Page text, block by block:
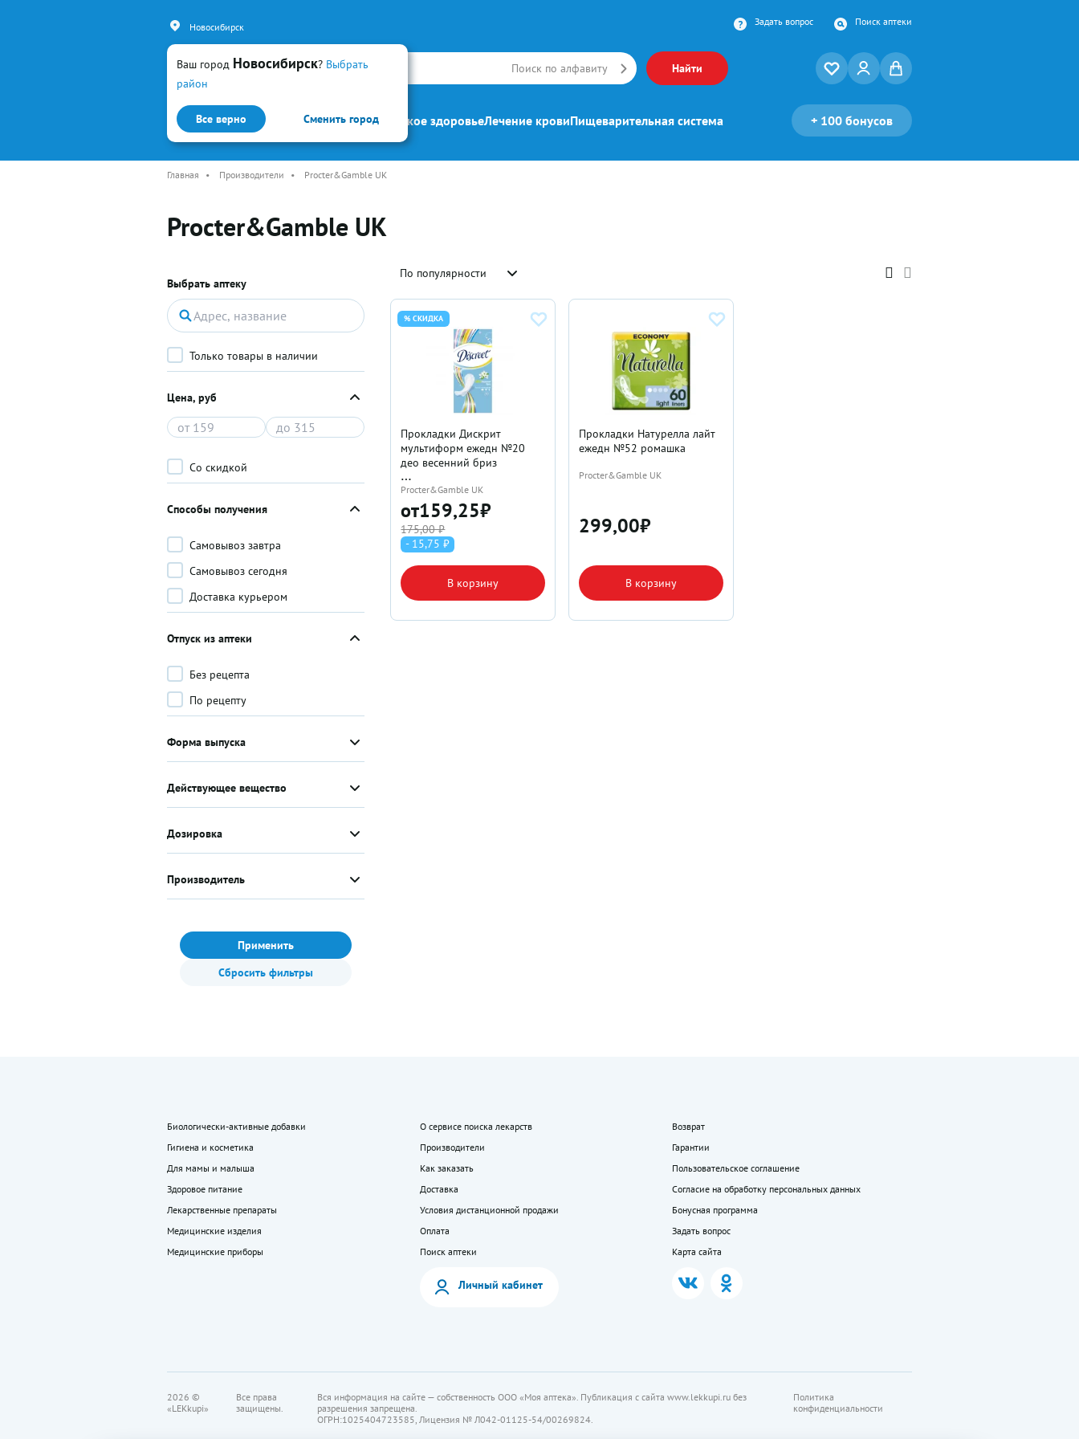
Ваш город Новосибирск? Выбрать
район
Все верно Сменить город
Новосибирск Задать вопрос Поиск аптеки
Искать Поиск по алфавиту Найти
Каталог Простуда и гриппЖенское здоровьеЛечение кровиПищеварительная система + 100 бонусов
Главная • Производители • Procter&Gamble UK
Procter&Gamble UK
Выбрать аптеку
Только товары в наличии
Цена, руб
Со скидкой
Способы получения
Самовывоз завтра
Самовывоз сегодня
Доставка курьером
Отпуск из аптеки
Без рецепта
По рецепту
Форма выпуска
Действующее вещество
Дозировка
Производитель
Применить
Сбросить фильтры
По популярности
% СКИДКА
Прокладки Дискрит
мультиформ ежедн №20
део весенний бриз
Procter&Gamble UK
от159,25₽
175,00 ₽
- 15,75 ₽
В корзину
Прокладки Натурелла лайт
ежедн №52 ромашка
Procter&Gamble UK
299,00₽
В корзину
Биологически-активные добавки
Гигиена и косметика
Для мамы и малыша
Здоровое питание
Лекарственные препараты
Медицинские изделия
Медицинские приборы
О сервисе поиска лекарств
Производители
Как заказать
Доставка
Условия дистанционной продажи
Оплата
Поиск аптеки
Возврат
Гарантии
Пользовательское соглашение
Согласие на обработку персональных данных
Бонусная программа
Задать вопрос
Карта сайта
Личный кабинет
2026 ©
«LEKkupi»
Все права
защищены.
Вся информация на сайте — собственность ООО «Моя аптека». Публикация с сайта www.lekkupi.ru без
разрешения запрещена.
ОГРН:1025404723585, Лицензия № Л042-01125-54/00269824.
Политика
конфиденциальности